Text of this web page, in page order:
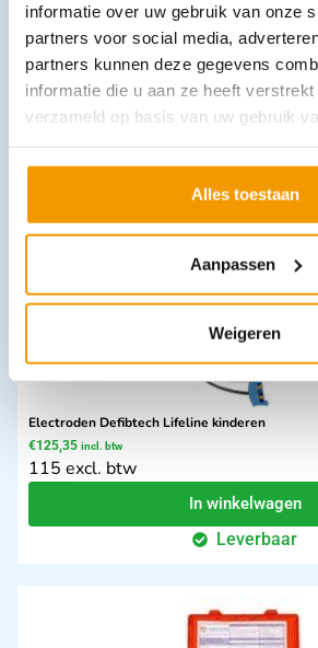
informatie over uw gebruik van onze
partners voor social media,
partners kunnen deze gegevens
informatie die u aan ze heeft
verzameld op basis van uw gebruik
Alles toestaan
Aanpassen
Weigeren
Nitril onderzoek handschoenen Steriel
€ 27,70 incl. btw
22.89 excl. btw
Opties bekijken
Leverbaar
Electroden Defibtech Lifeline kinderen
€125,35 incl. btw
115 excl. btw
In winkelwagen
Leverbaar